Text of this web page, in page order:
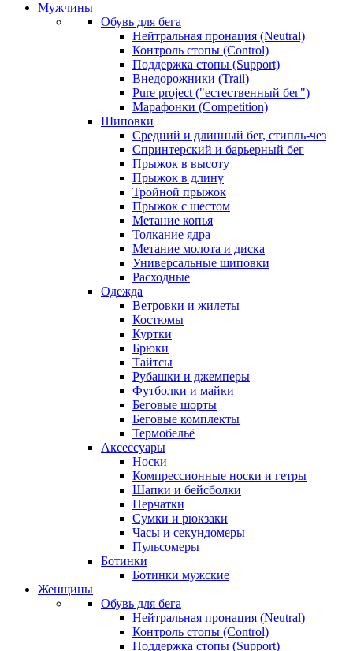
Мужчины
Обувь для бега
Нейтральная пронация (Neutral)
Контроль стопы (Control)
Поддержка стопы (Support)
Внедорожники (Trail)
Pure project ("естественный бег")
Марафонки (Competition)
Шиповки
Средний и длинный бег, стипль-чез
Cпринтерский и барьерный бег
Прыжок в высоту
Прыжок в длину
Тройной прыжок
Прыжок с шестом
Метание копья
Толкание ядра
Метание молота и диска
Универсальные шиповки
Расходные
Одежда
Ветровки и жилеты
Костюмы
Куртки
Брюки
Тайтсы
Рубашки и джемперы
Футболки и майки
Беговые шорты
Беговые комплекты
Термобельё
Аксессуары
Носки
Компрессионные носки и гетры
Шапки и бейсболки
Перчатки
Сумки и рюкзаки
Часы и секундомеры
Пульсомеры
Ботинки
Ботинки мужские
Женщины
Обувь для бега
Нейтральная пронация (Neutral)
Контроль стопы (Control)
Поддержка стопы (Support)